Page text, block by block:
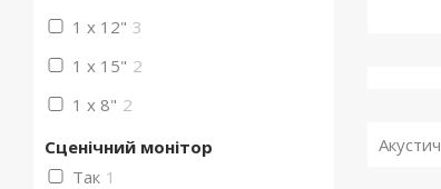
1 x 12" 3
1 x 15" 2
1 x 8" 2
Сценічний монітор
Так 1